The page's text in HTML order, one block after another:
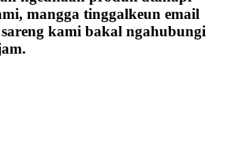
mangga tinggalkeun email
kami bakal ngahubungi